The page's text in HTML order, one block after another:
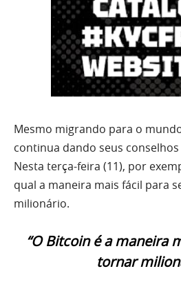
Mesmo migrando para o
continua dando seus
Nesta terça-feira (11), por
qual a maneira mais fácil para
milionário.
“O Bitcoin é a maneira
tornar